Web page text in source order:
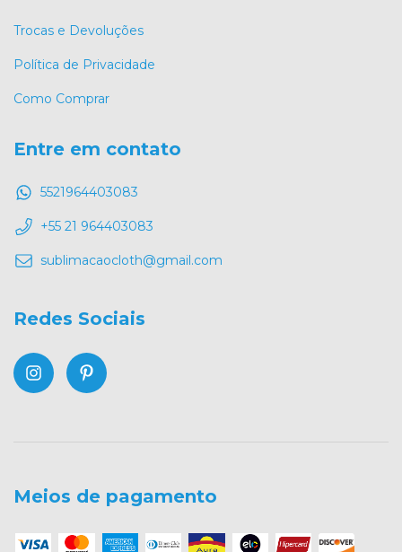
Trocas e Devoluções
Política de Privacidade
Como Comprar
Entre em contato
5521964403083
+55 21 964403083
sublimacaocloth@gmail.com
Redes Sociais
Meios de pagamento